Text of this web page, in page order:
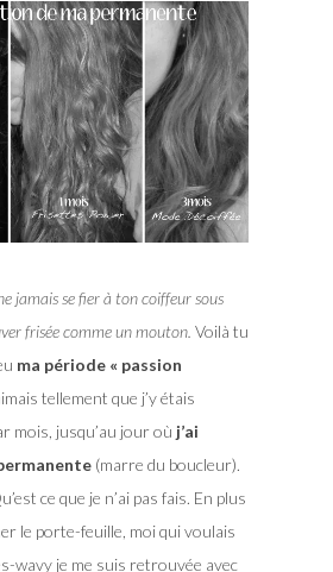
jamais se fier à ton coiffeur sous
frisée comme un mouton. Voilà tu
ma période « passion
tellement que j’y étais
mois, jusqu’au jour où j’ai
(marre du boucleur).
ce que je n’ai pas fais. En plus
le porte-feuille, moi qui voulais
wavy je me suis retrouvée avec